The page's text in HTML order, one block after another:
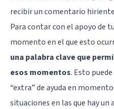
recibir un comentario
Para contar con el apoyo de
momento en el que esto
una palabra clave que
esos momentos. Esto
“extra” de ayuda en
situaciones en las que hay